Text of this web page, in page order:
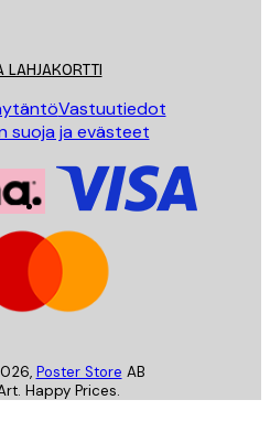
LAHJAKORTTI
Vastuutiedot
suoja ja evästeet
, Poster Store AB
Happy Prices.